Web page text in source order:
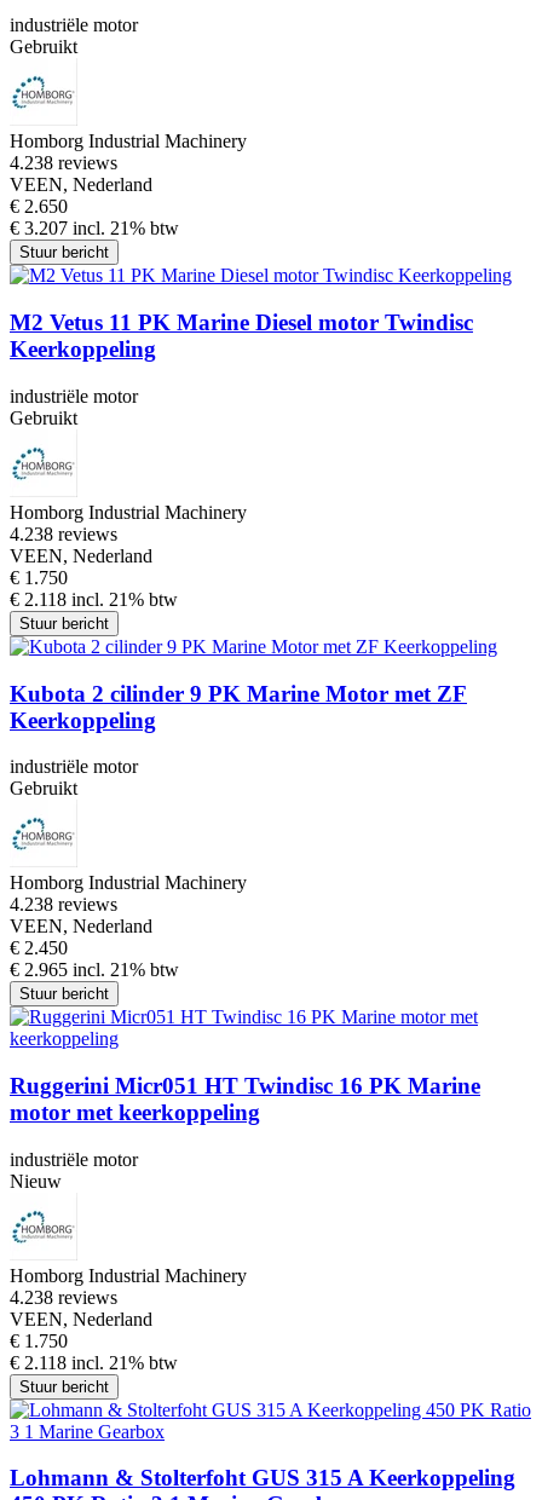
industriële motor
Gebruikt
Homborg Industrial Machinery
4.238 reviews
VEEN, Nederland
€ 2.650
€ 3.207 incl. 21% btw
Stuur bericht
M2 Vetus 11 PK Marine Diesel motor Twindisc
Keerkoppeling
industriële motor
Gebruikt
Homborg Industrial Machinery
4.238 reviews
VEEN, Nederland
€ 1.750
€ 2.118 incl. 21% btw
Stuur bericht
Kubota 2 cilinder 9 PK Marine Motor met ZF
Keerkoppeling
industriële motor
Gebruikt
Homborg Industrial Machinery
4.238 reviews
VEEN, Nederland
€ 2.450
€ 2.965 incl. 21% btw
Stuur bericht
Ruggerini Micr051 HT Twindisc 16 PK Marine
motor met keerkoppeling
industriële motor
Nieuw
Homborg Industrial Machinery
4.238 reviews
VEEN, Nederland
€ 1.750
€ 2.118 incl. 21% btw
Stuur bericht
Lohmann & Stolterfoht GUS 315 A Keerkoppeling